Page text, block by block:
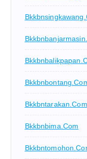
Bkkbntarakan.com
Bkkbnbima.com